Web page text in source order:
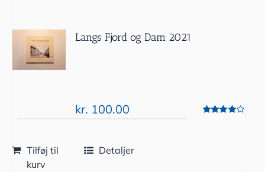
Langs Fjord og Dam 2021
kr. 100.00
Tilføj til
kurv
Detaljer